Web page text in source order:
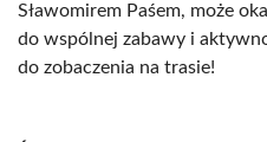
Sławomirem Paśem, może
do wspólnej zabawy i
do zobaczenia na trasie!